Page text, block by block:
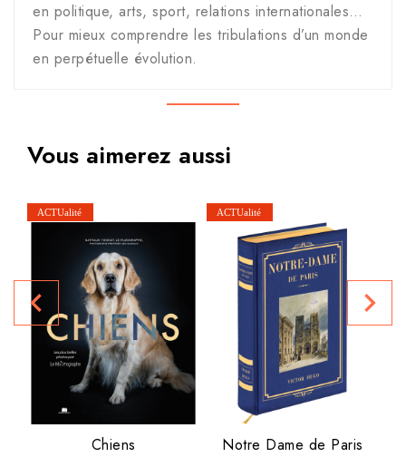
en politique, arts, sport, relations internationales…
Pour mieux comprendre les tribulations d’un monde
en perpétuelle évolution.
Vous aimerez aussi
Chiens
Notre Dame de Paris
navigate_before navigate_next